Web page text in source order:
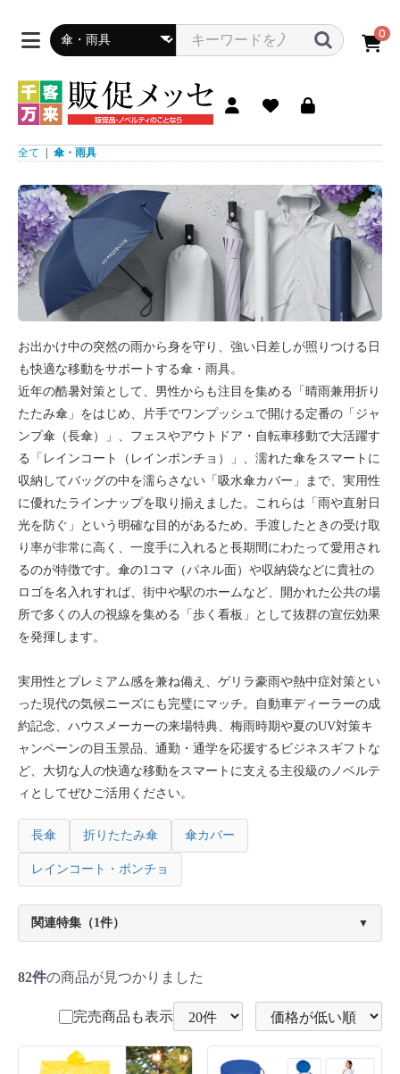
0
全て 傘・雨具
お出かけ中の突然の雨から身を守り、強い日差しが照りつける日
も快適な移動をサポートする傘・雨具。
近年の酷暑対策として、男性からも注目を集める「晴雨兼用折り
たたみ傘」をはじめ、片手でワンプッシュで開ける定番の「ジャ
ンプ傘（長傘）」、フェスやアウトドア・自転車移動で大活躍す
る「レインコート（レインポンチョ）」、濡れた傘をスマートに
収納してバッグの中を濡らさない「吸水傘カバー」まで、実用性
に優れたラインナップを取り揃えました。これらは「雨や直射日
光を防ぐ」という明確な目的があるため、手渡したときの受け取
り率が非常に高く、一度手に入れると長期間にわたって愛用され
るのが特徴です。傘の1コマ（パネル面）や収納袋などに貴社の
ロゴを名入れすれば、街中や駅のホームなど、開かれた公共の場
所で多くの人の視線を集める「歩く看板」として抜群の宣伝効果
を発揮します。
実用性とプレミアム感を兼ね備え、ゲリラ豪雨や熱中症対策とい
った現代の気候ニーズにも完璧にマッチ。自動車ディーラーの成
約記念、ハウスメーカーの来場特典、梅雨時期や夏のUV対策キ
ャンペーンの目玉景品、通勤・通学を応援するビジネスギフトな
ど、大切な人の快適な移動をスマートに支える主役級のノベルテ
ィとしてぜひご活用ください。
長傘 折りたたみ傘 傘カバー
レインコート・ポンチョ
関連特集（1件） ▼
82件の商品が見つかりました
完売商品も表示